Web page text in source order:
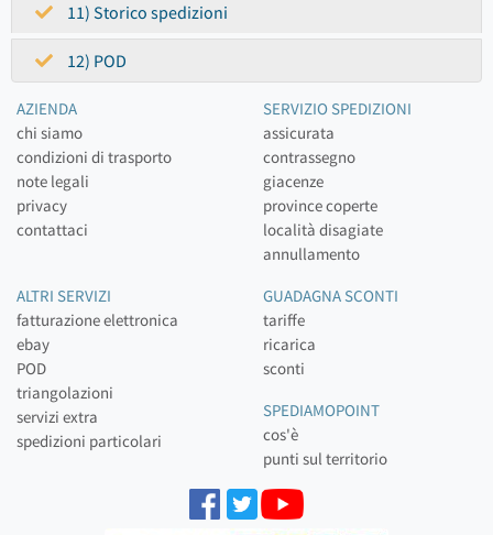
11) Storico spedizioni
12) POD
AZIENDA
chi siamo
condizioni di trasporto
note legali
privacy
contattaci
SERVIZIO SPEDIZIONI
assicurata
contrassegno
giacenze
province coperte
località disagiate
annullamento
ALTRI SERVIZI
fatturazione elettronica
ebay
POD
triangolazioni
servizi extra
spedizioni particolari
GUADAGNA SCONTI
tariffe
ricarica
sconti
SPEDIAMOPOINT
cos'è
punti sul territorio